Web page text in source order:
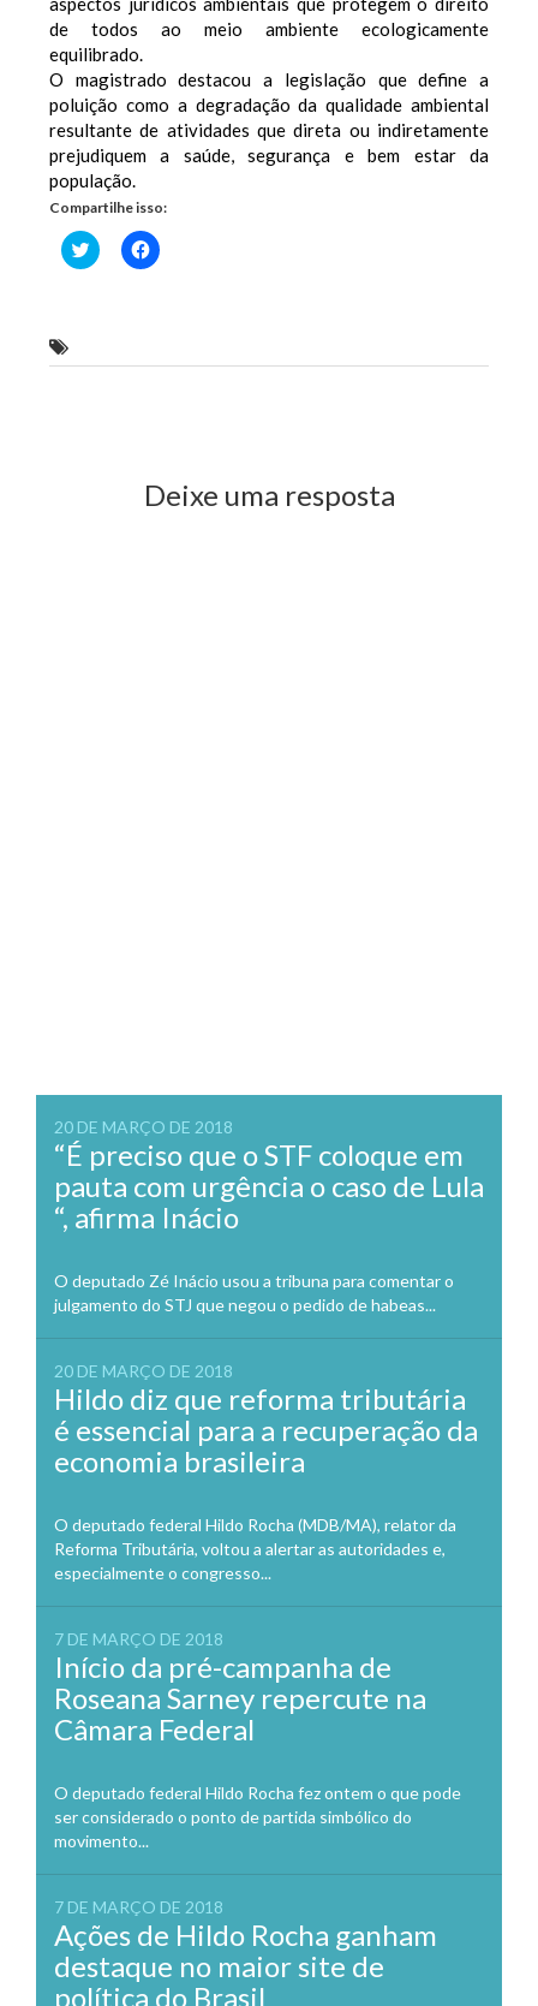
de todos ao meio ambiente ecologicamente
equilibrado.
O magistrado destacou a legislação que define a
poluição como a degradação da qualidade ambiental
resultante de atividades que direta ou indiretamente
prejudiquem a saúde, segurança e bem estar da
população.
Compartilhe isso:
Clique
para
Clique
para
Deixe uma resposta
20 DE MARÇO DE 2018
“É preciso que o STF coloque em
pauta com urgência o caso de Lula
“, afirma Inácio
O deputado Zé Inácio usou a tribuna para comentar o
julgamento do STJ que negou o pedido de habeas...
20 DE MARÇO DE 2018
Hildo diz que reforma tributária
é essencial para a recuperação da
economia brasileira
O deputado federal Hildo Rocha (MDB/MA), relator da
Reforma Tributária, voltou a alertar as autoridades e,
especialmente o congresso...
7 DE MARÇO DE 2018
Início da pré-campanha de
Roseana Sarney repercute na
Câmara Federal
O deputado federal Hildo Rocha fez ontem o que pode
ser considerado o ponto de partida simbólico do
movimento...
7 DE MARÇO DE 2018
Ações de Hildo Rocha ganham
destaque no maior site de
política do Brasil